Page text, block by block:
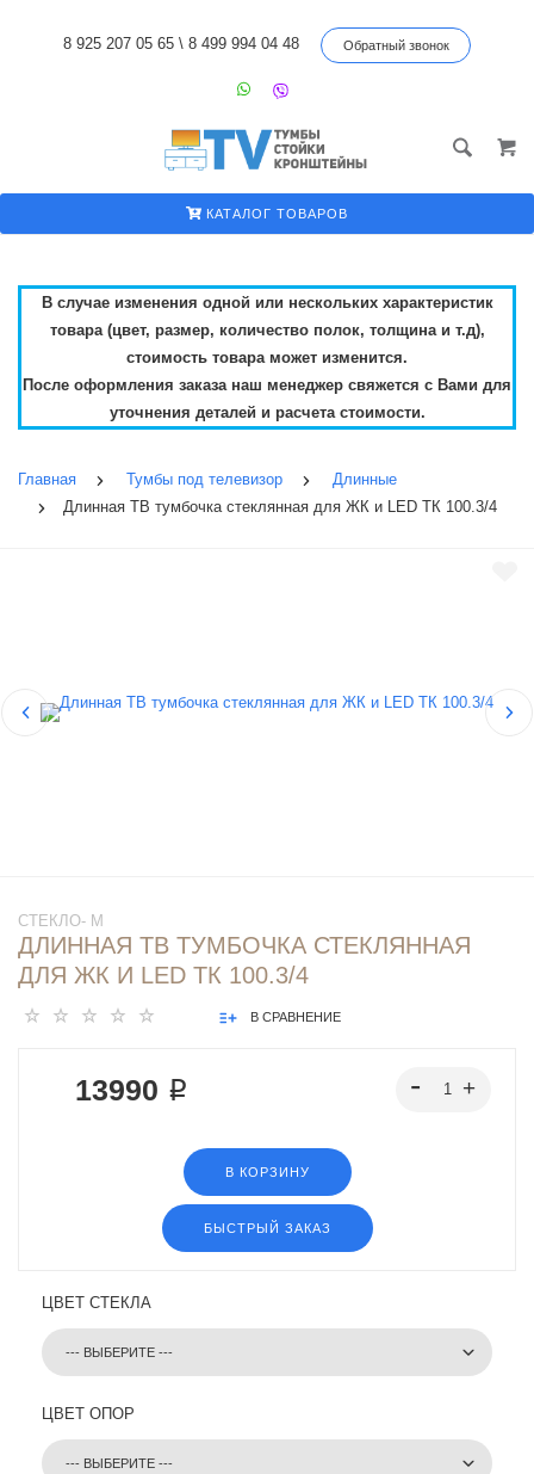
8 925 207 05 65 \ 8 499 994 04 48 Обратный звонок
КАТАЛОГ ТОВАРОВ
В случае изменения одной или нескольких характеристик
товара (цвет, размер, количество полок, толщина и т.д),
стоимость товара может изменится.
После оформления заказа наш менеджер свяжется с Вами для
уточнения деталей и расчета стоимости.
Главная Тумбы под телевизор
Длинные
Длинная ТВ тумбочка стеклянная для ЖК и LED ТК 100.3/4
СТЕКЛО- М
ДЛИННАЯ ТВ ТУМБОЧКА СТЕКЛЯННАЯ
ДЛЯ ЖК И LED ТК 100.3/4
В СРАВНЕНИЕ
13990 ₽
В КОРЗИНУ
БЫСТРЫЙ ЗАКАЗ
ЦВЕТ СТЕКЛА
ЦВЕТ ОПОР